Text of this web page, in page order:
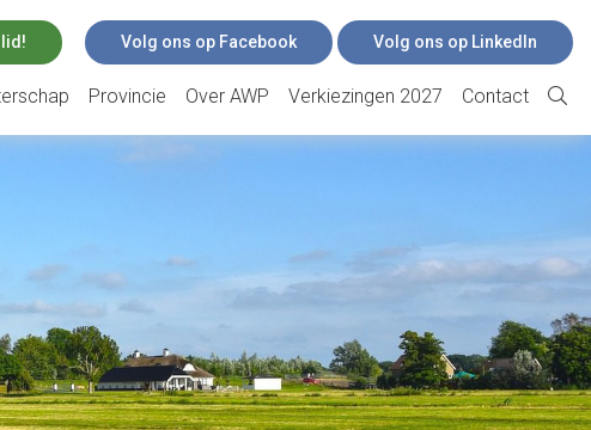
Volg ons op Facebook Volg ons op LinkedIn
Provincie Over AWP Verkiezingen 2027 Contact